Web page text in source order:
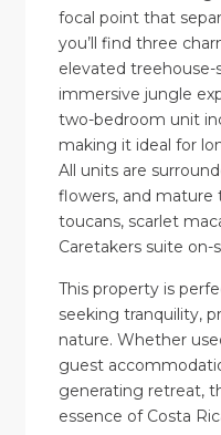
focal point that
you’ll find three
elevated treehouse-
immersive jungle
two-bedroom unit
making it ideal for
All units are
flowers, and
toucans, scarlet
Caretakers suite on-
This property is
seeking tranquility,
nature. Whether
guest
generating retreat,
essence of Costa